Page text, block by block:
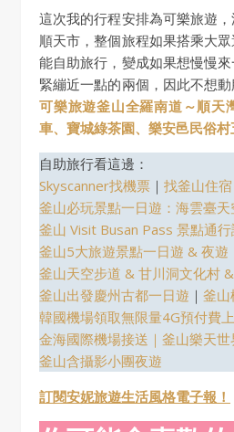
這次我的行程安排為可樂旅遊
順天市，整個旅程如果搭乘大
能自助旅行，變成如果想慢慢
緊繃近一點的兩個，因此不想
可樂旅遊釜山全羅南道～順天
車、寶城綠茶園、樂安邑民俗
自助旅行看這邊：
Skyscanner找機票 ｜ 找釜山住宿
釜山必玩景點一日遊：海雲臺
釜山 Visit Busan Pass 景點通行
釜山5大旅遊景點一日遊 & 夜遊
釜山天空步道 & 甘川洞文化村
釜山出發慶州古都一日遊 ｜ 釜山
韓國機場領取無限量4G預付費
金海國際機場接送 ｜釜山樂天
釜山含攝影小團夜遊
訂閱安妮旅遊生活風格電子報！